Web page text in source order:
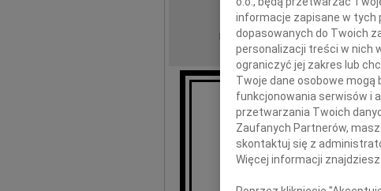
REGION: Warszawa
DATA EMISJI: 22.12.2010
21
informacje zapisane w tych
dopasowanych do Twoich
personalizacji treści w nich
ograniczyć jej zakres lub
Twoje dane osobowe
funkcjonowania serwisów i
przetwarzania Twoich
Zaufanych Partnerów,
skontaktuj się z
Więcej informacji